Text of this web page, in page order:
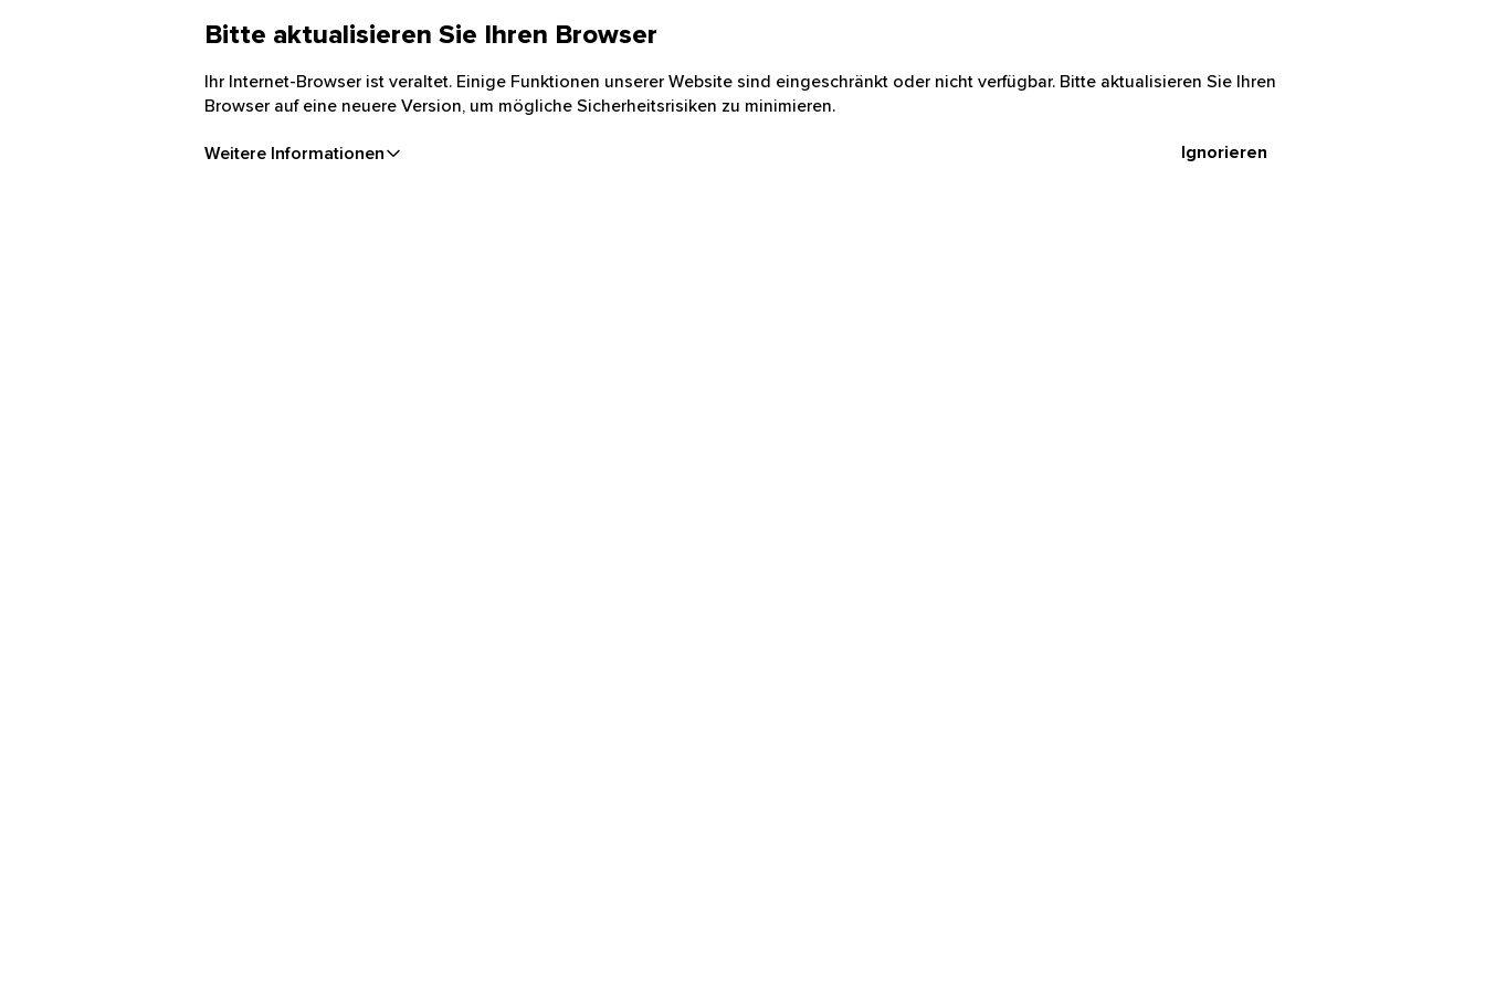
Bitte aktualisieren Sie Ihren Browser
Ihr Internet-Browser ist veraltet. Einige Funktionen unserer Website sind eingeschränkt oder nicht verfügbar. Bitte aktualisieren Sie Ihren
Browser auf eine neuere Version, um mögliche Sicherheitsrisiken zu minimieren.
Weitere Informationen Ignorieren